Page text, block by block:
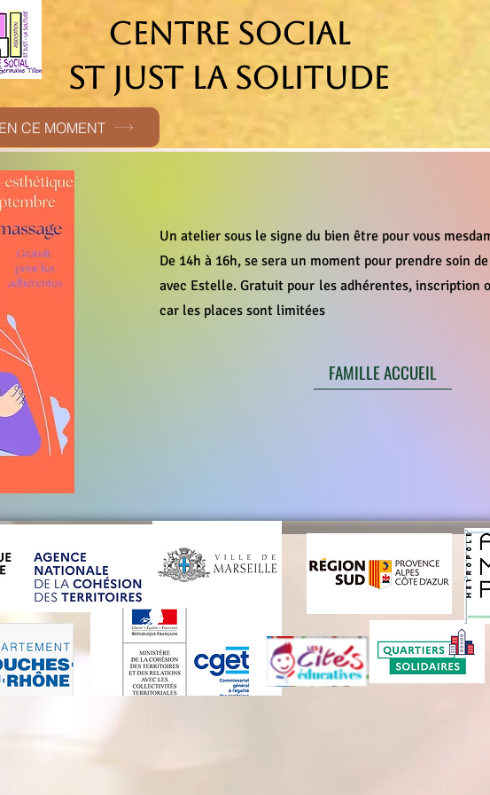
CENTRE SOCIAL
ST JUST LA SOLITUDE
CE MOMENT
Un atelier sous le signe du bien être pour vous
De 14h à 16h, se sera un moment pour prendre soin
avec Estelle. Gratuit pour les adhérentes, inscription
car les places sont limitées
FAMILLE ACCUEIL